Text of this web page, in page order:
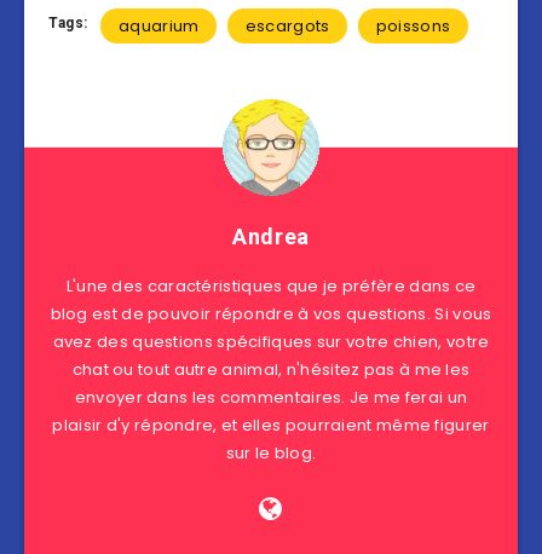
Tags: aquarium escargots poissons
Andrea
L'une des caractéristiques que je préfère dans ce
blog est de pouvoir répondre à vos questions. Si vous
avez des questions spécifiques sur votre chien, votre
chat ou tout autre animal, n'hésitez pas à me les
envoyer dans les commentaires. Je me ferai un
plaisir d'y répondre, et elles pourraient même figurer
sur le blog.